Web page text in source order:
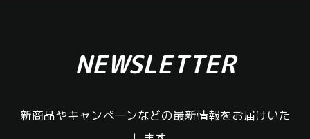
NEWSLETTER
新商品やキャンペーンなどの最新情報をお届けいた